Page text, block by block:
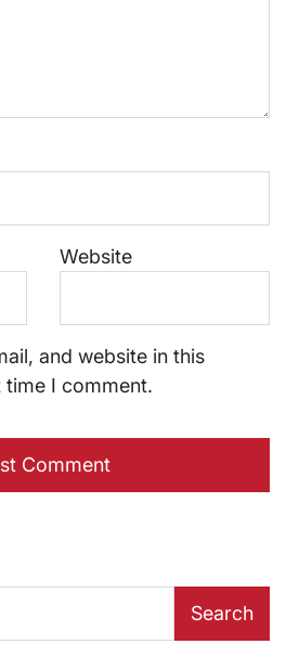
Website
and website in this
I comment.
Search